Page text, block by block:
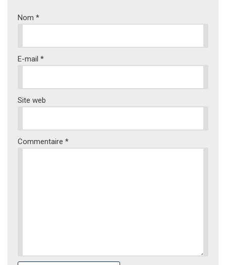
Nom *
E-mail *
Site web
Commentaire *